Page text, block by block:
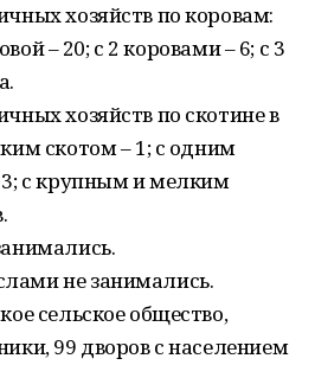
хозяйств по коровам:
– 20; с 2 коровами – 6; с 3
хозяйств по скотине в
скотом – 1; с одним
с крупным и мелким
не занимались.
сельское общество,
99 дворов с населением